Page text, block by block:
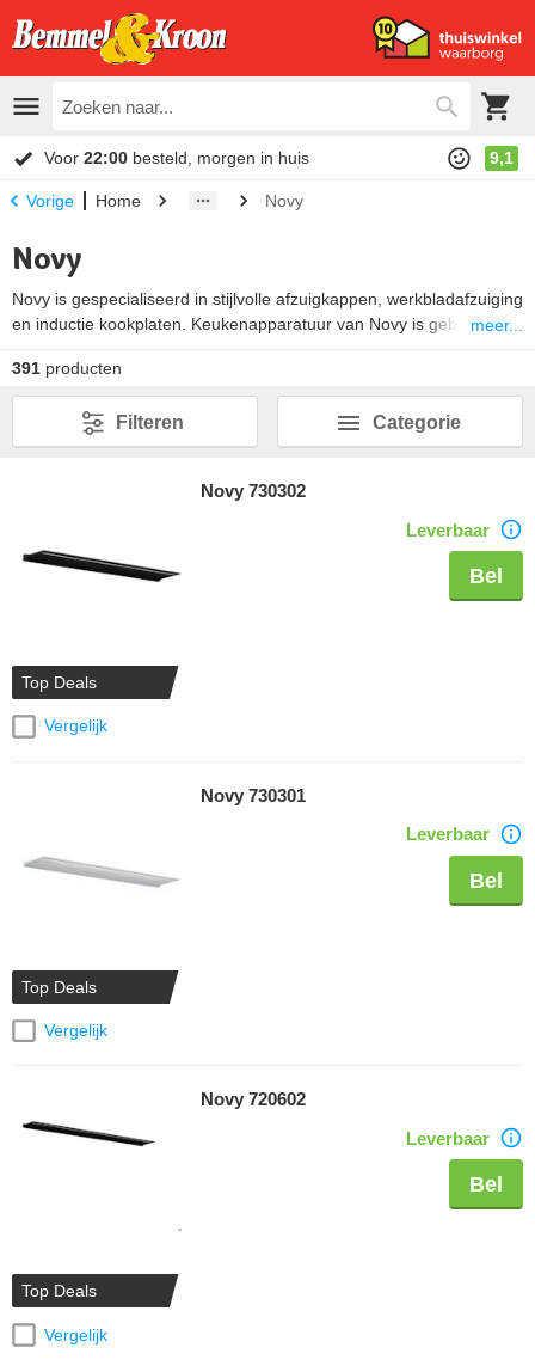
Voor 22:00 besteld, morgen in huis 9,1
Vorige Home Novy
Novy
Novy is gespecialiseerd in stijlvolle afzuigkappen, werkbladafzuiging
en inductie kookplaten. Keukenapparatuur van Novy is gebouwd
ook fluisterstil in gebruik en minimalistisch in design. Bekijk ons
totaal aanbod en kies jouw favoriete afzuigkap of inductie
kookplaat. Zo kun jij straks ook zorgeloos en zonder overlast van
geluid of geuren koken op gevoel.
meer...
391 producten
Categorie
Filteren
Top Deals
Vergelijk
Novy 730302
Leverbaar
Bel
Top Deals
Vergelijk
Novy 730301
Leverbaar
Bel
Top Deals
Vergelijk
Novy 720602
Leverbaar
Bel